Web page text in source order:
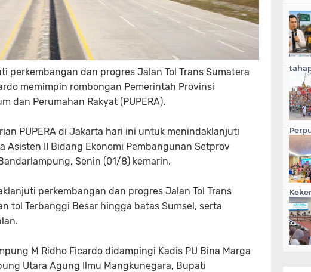
perkembangan dan progres Jalan Tol Trans Sumatera
memimpin rombongan Pemerintah Provinsi
dan Perumahan Rakyat (PUPERA).
PUPERA di Jakarta hari ini untuk menindaklanjuti
II Bidang Ekonomi Pembangunan Setprov
Senin (01/8) kemarin.
perkembangan dan progres Jalan Tol Trans
tol Terbanggi Besar hingga batas Sumsel, serta
M Ridho Ficardo didampingi Kadis PU Bina Marga
Utara Agung Ilmu Mangkunegara, Bupati